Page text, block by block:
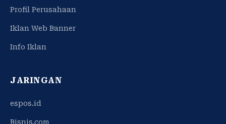
Profil Perusahaan
Iklan Web Banner
Info Iklan
JARINGAN
espos.id
Bisnis.com